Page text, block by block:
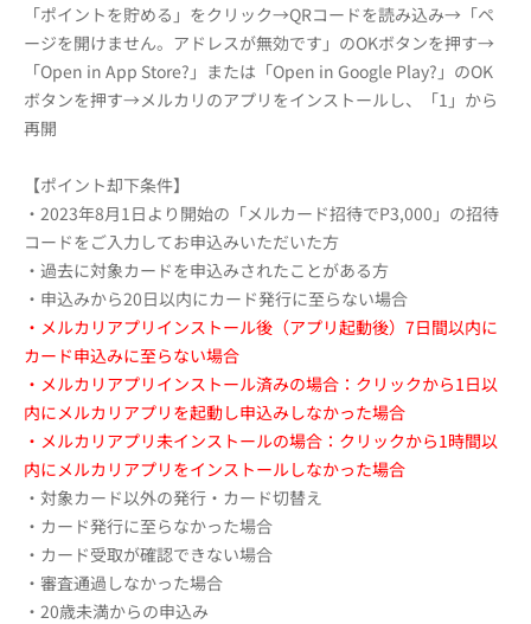
「ポイントを貯める」をクリック→QRコードを読み込み→「ペ
ージを開けません。アドレスが無効です」のOKボタンを押す→
「Open in App Store?」または「Open in Google Play?」のOK
ボタンを押す→メルカリのアプリをインストールし、「1」から
再開
【ポイント却下条件】
・2023年8月1日より開始の「メルカード招待でP3,000」 の招待
コードをご入力してお申込みいただいた方
・過去に対象カードを申込みされたことがある方
・申込みから20日以内にカード発行に至らない場合
・メルカリアプリインストール後（アプリ起動後）7日間以内に
カード申込みに至らない場合
・メルカリアプリインストール済みの場合：クリックから1日以
内にメルカリアプリを起動し申込みしなかった場合
・メルカリアプリ未インストールの場合：クリックから1時間以
内にメルカリアプリをインストールしなかった場合
・対象カード以外の発行・カード切替え
・カード発行に至らなかった場合
・カード受取が確認できない場合
・審査通過しなかった場合
・20歳未満からの申込み